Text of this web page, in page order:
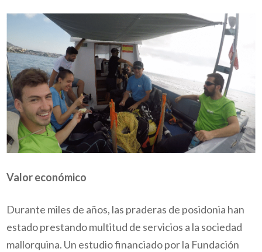
Valor económico
Durante miles de años, las praderas de posidonia han
estado prestando multitud de servicios a la sociedad
mallorquina. Un estudio financiado por la Fundación